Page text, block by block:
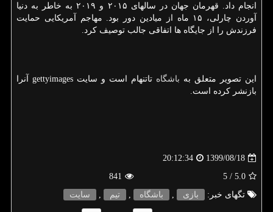
انجام داد. قهرمان جهان در سالهای ۲۰۱۵ و ۲۰۱۹ به خاطر به دنیا
آوردن چارلی، ۱۵ ماه از میادین دور بود. مهاجم آمریکایی حمایت
فرزندش را از جایگاه ها اتفاقی جالب توصیف کرد.
این تصویر متعلق به باشگاه
تاتنهام است و سایت gettyimages آنرا
بازنشر کرده است.
1399/08/18
20:12:34
5.0
/ 5
841
تگهای خبر:
بازی , باشگاه , تیم , سایت